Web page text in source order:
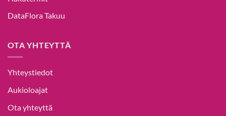
DataFlora Takuu
OTA YHTEYTTÄ
Yhteystiedot
Aukioloajat
Ota yhteyttä